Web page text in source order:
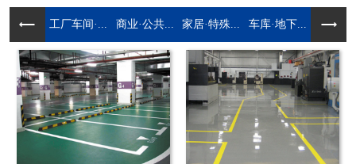
工厂车间·... 商业·公共... 家居·特殊... 车库·地下...